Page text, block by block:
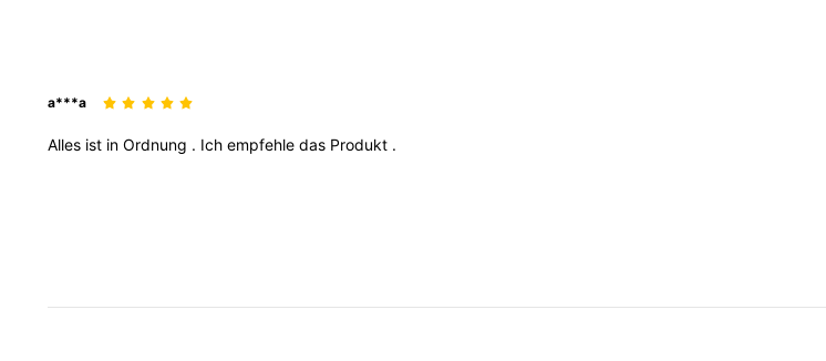
a***a
Alles ist in Ordnung . Ich empfehle das Produkt .